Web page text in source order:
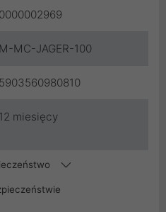
0000002969
M-MC-JAGER-100
5903560980810
12 miesięcy